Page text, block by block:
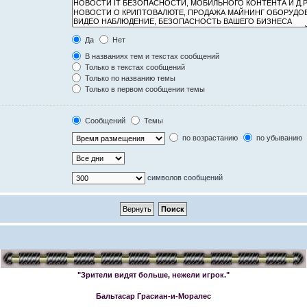
Да
Нет
В названиях тем и текстах сообщений
Только в текстах сообщений
Только по названию темы
Только в первом сообщении темы
Сообщений Темы
по возрастанию по убыванию
символов сообщений
"Зрители видят больше, нежели игрок."
Бальтасар Грасиан-и-Моралес